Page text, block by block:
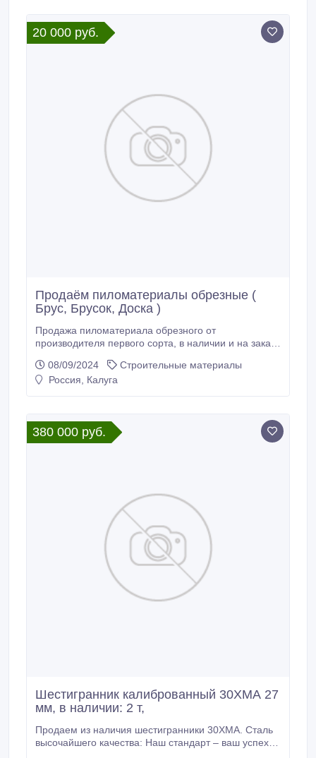
20 000 руб.
Продаём пиломатериалы обрезные (
Брус, Брусок, Доска )
Продажа пиломатериала обрезного от
производителя первого сорта, в наличии и на заказ,
Находимся г.Калуга, ул.Зерновая, 10а. тел. 8-977-
08/09/2024
Строительные материалы
Россия, Калуга
380 000 руб.
Шестигранник калиброванный 30ХМА 27
мм, в наличии: 2 т,
Продаем из наличия шестигранники 30ХМА. Сталь
высочайшего качества: Наш стандарт – ваш успех.